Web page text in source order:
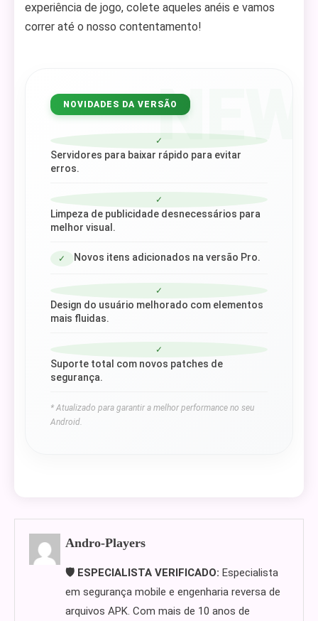
experiência de jogo, colete aqueles anéis e vamos
correr até o nosso contentamento!
NEW
NOVIDADES DA VERSÃO
✓
Servidores para baixar rápido para evitar
erros.
✓
Limpeza de publicidade desnecessários para
melhor visual.
✓ Novos itens adicionados na versão Pro.
✓
Design do usuário melhorado com elementos
mais fluidas.
✓
Suporte total com novos patches de
segurança.
* Atualizado para garantir a melhor performance no seu
Android.
Andro-Players
🛡️ ESPECIALISTA VERIFICADO: Especialista
em segurança mobile e engenharia reversa de
arquivos APK. Com mais de 10 anos de